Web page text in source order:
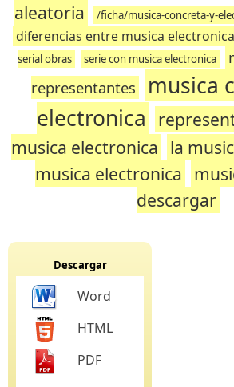
aleatoria
/ficha/musica-concreta-y-
diferencias entre musica
serial obras
serie con musica electronica
representantes
musica
electronica
musica electronica la
musica electronica
descargar
Descargar
Word
HTML
PDF